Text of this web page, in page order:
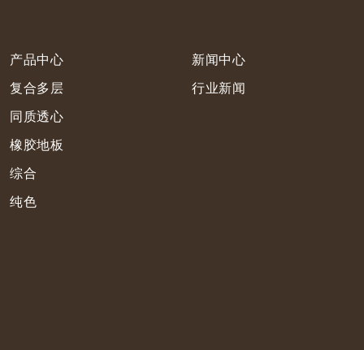
产品中心
复合多层
同质透心
橡胶地板
综合
纯色
新闻中心
行业新闻